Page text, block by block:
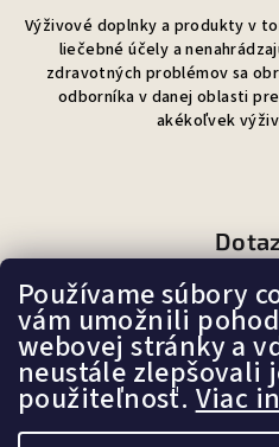
Používame súbory
vám umožnili
webovej stránky a
neustále zlepšovali
použiteľnosť.Viac
Výživové doplnky a produkty v
liečebné účely a
zdravotných problémov sa
odborníka v danej oblasti
akékoľvek
Ako sa Vám
Veľmi
Ujde